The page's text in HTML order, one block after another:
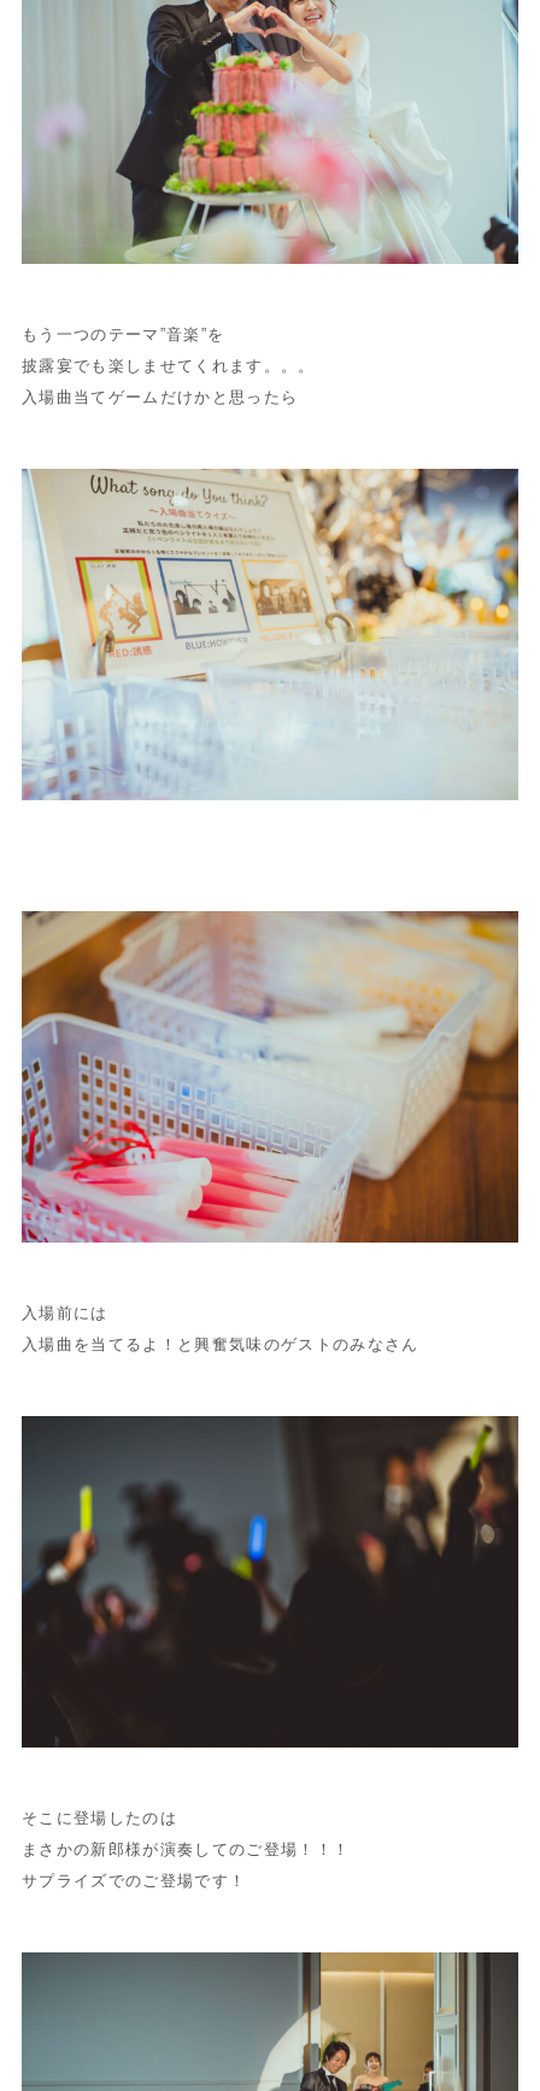
もう一つのテーマ”音楽”を
披露宴でも楽しませてくれます。。。
入場曲当てゲームだけかと思ったら
入場前には
入場曲を当てるよ！と興奮気味のゲストのみなさん
そこに登場したのは
まさかの新郎様が演奏してのご登場！！！
サプライズでのご登場です！